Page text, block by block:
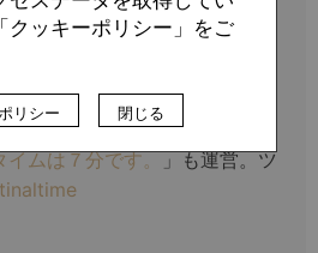
入社。コンテンツプロモーシ
マンドアプリの開発・運用等を
大学院でスポーツ社会学領域
ス関連のテーマを中心に取
サポーター目線をコンセプト
イムは７分です。」も運営。ツ
クッキーポリシー」をご
リシー 閉じる